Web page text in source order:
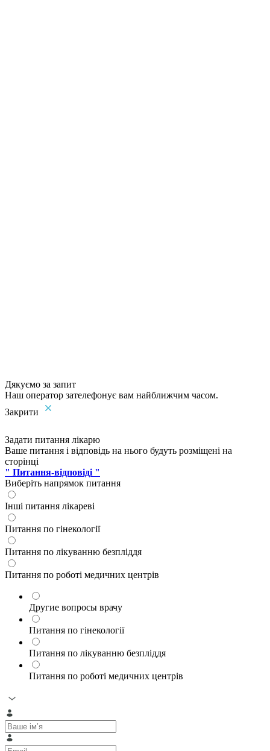
Дякуємо за запит
Наш оператор зателефонує вам найближчим часом.
Закрити
Задати питання лікарю
Ваше питання і відповідь на нього будуть розміщені на
сторінці
" Питання-відповіді "
Виберіть напрямок питання
Інші питання лікареві
Питання по гінекології
Питання по лікуванню безпліддя
Питання по роботі медичних центрів
Другие вопросы врачу
Питання по гінекології
Питання по лікуванню безпліддя
Питання по роботі медичних центрів